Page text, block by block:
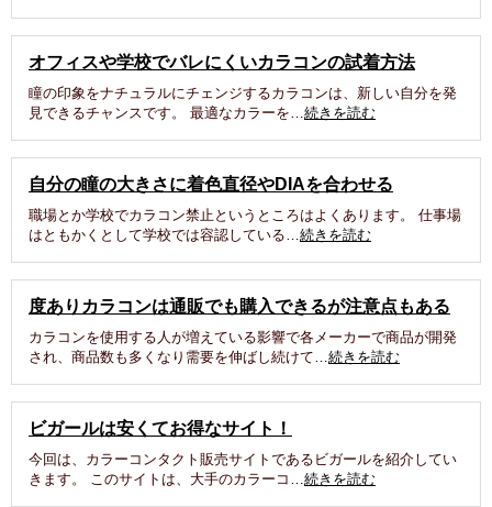
オフィスや学校でバレにくいカラコンの試着方法
瞳の印象をナチュラルにチェンジするカラコンは、新しい自分を発
見できるチャンスです。 最適なカラーを…続きを読む
自分の瞳の大きさに着色直径やDIAを合わせる
職場とか学校でカラコン禁止というところはよくあります。 仕事場
はともかくとして学校では容認している…続きを読む
度ありカラコンは通販でも購入できるが注意点もある
カラコンを使用する人が増えている影響で各メーカーで商品が開発
され、商品数も多くなり需要を伸ばし続けて…続きを読む
ビガールは安くてお得なサイト！
今回は、カラーコンタクト販売サイトであるビガールを紹介してい
きます。 このサイトは、大手のカラーコ…続きを読む